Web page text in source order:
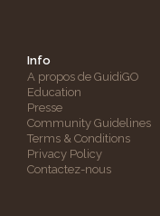
Info
A propos de GuidiGO
Education
Presse
Community Guidelines
Terms & Conditions
Privacy Policy
Contactez-nous